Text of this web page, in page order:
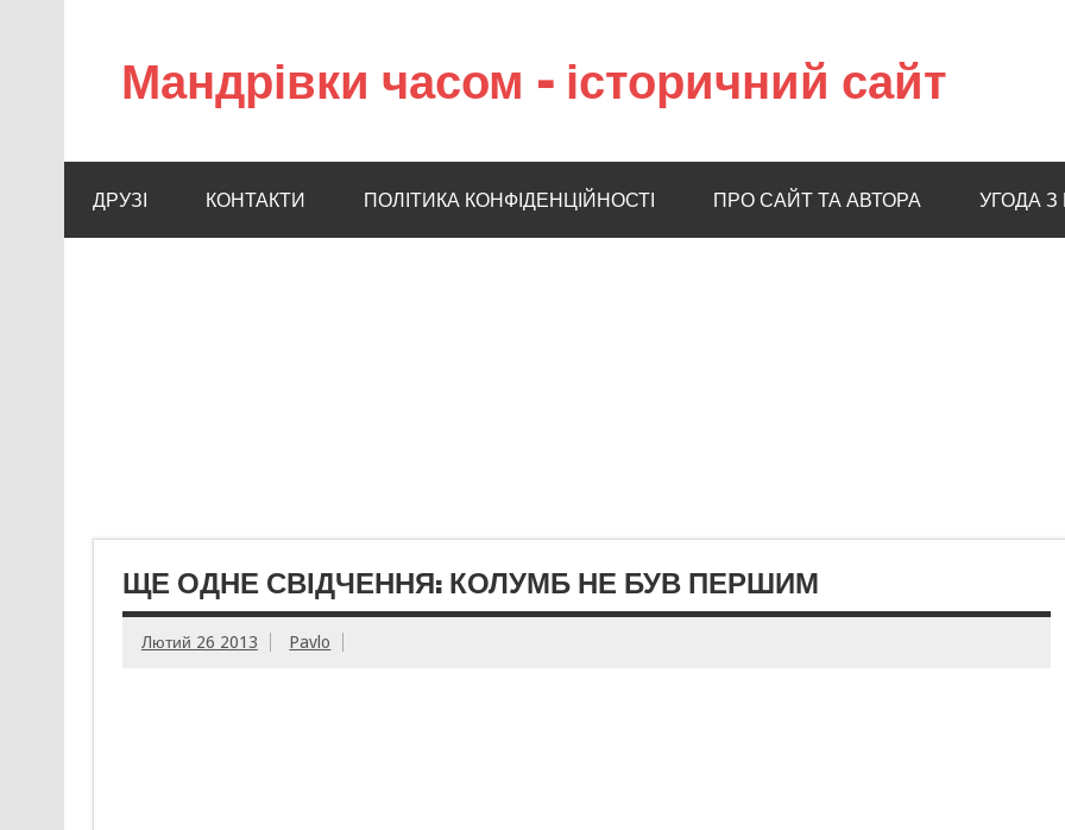
Мандрівки часом – історичний сайт
ДРУЗІ КОНТАКТИ ПОЛІТИКА КОНФІДЕНЦІЙНОСТІ ПРО САЙТ ТА АВТОРА УГОДА
ЩЕ ОДНЕ СВІДЧЕННЯ: КОЛУМБ НЕ БУВ ПЕРШИМ
Лютий 26 2013 Pavlo